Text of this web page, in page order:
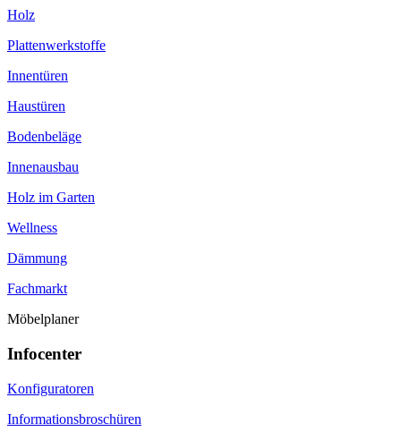
Holz
Plattenwerkstoffe
Innentüren
Haustüren
Bodenbeläge
Innenausbau
Holz im Garten
Wellness
Dämmung
Fachmarkt
Möbelplaner
Infocenter
Konfiguratoren
Informationsbroschüren